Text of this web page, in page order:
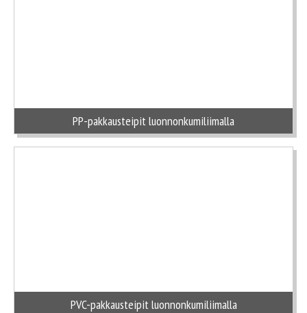
PP-pakkausteipit luonnonkumiliimalla
PVC-pakkausteipit luonnonkumiliimalla